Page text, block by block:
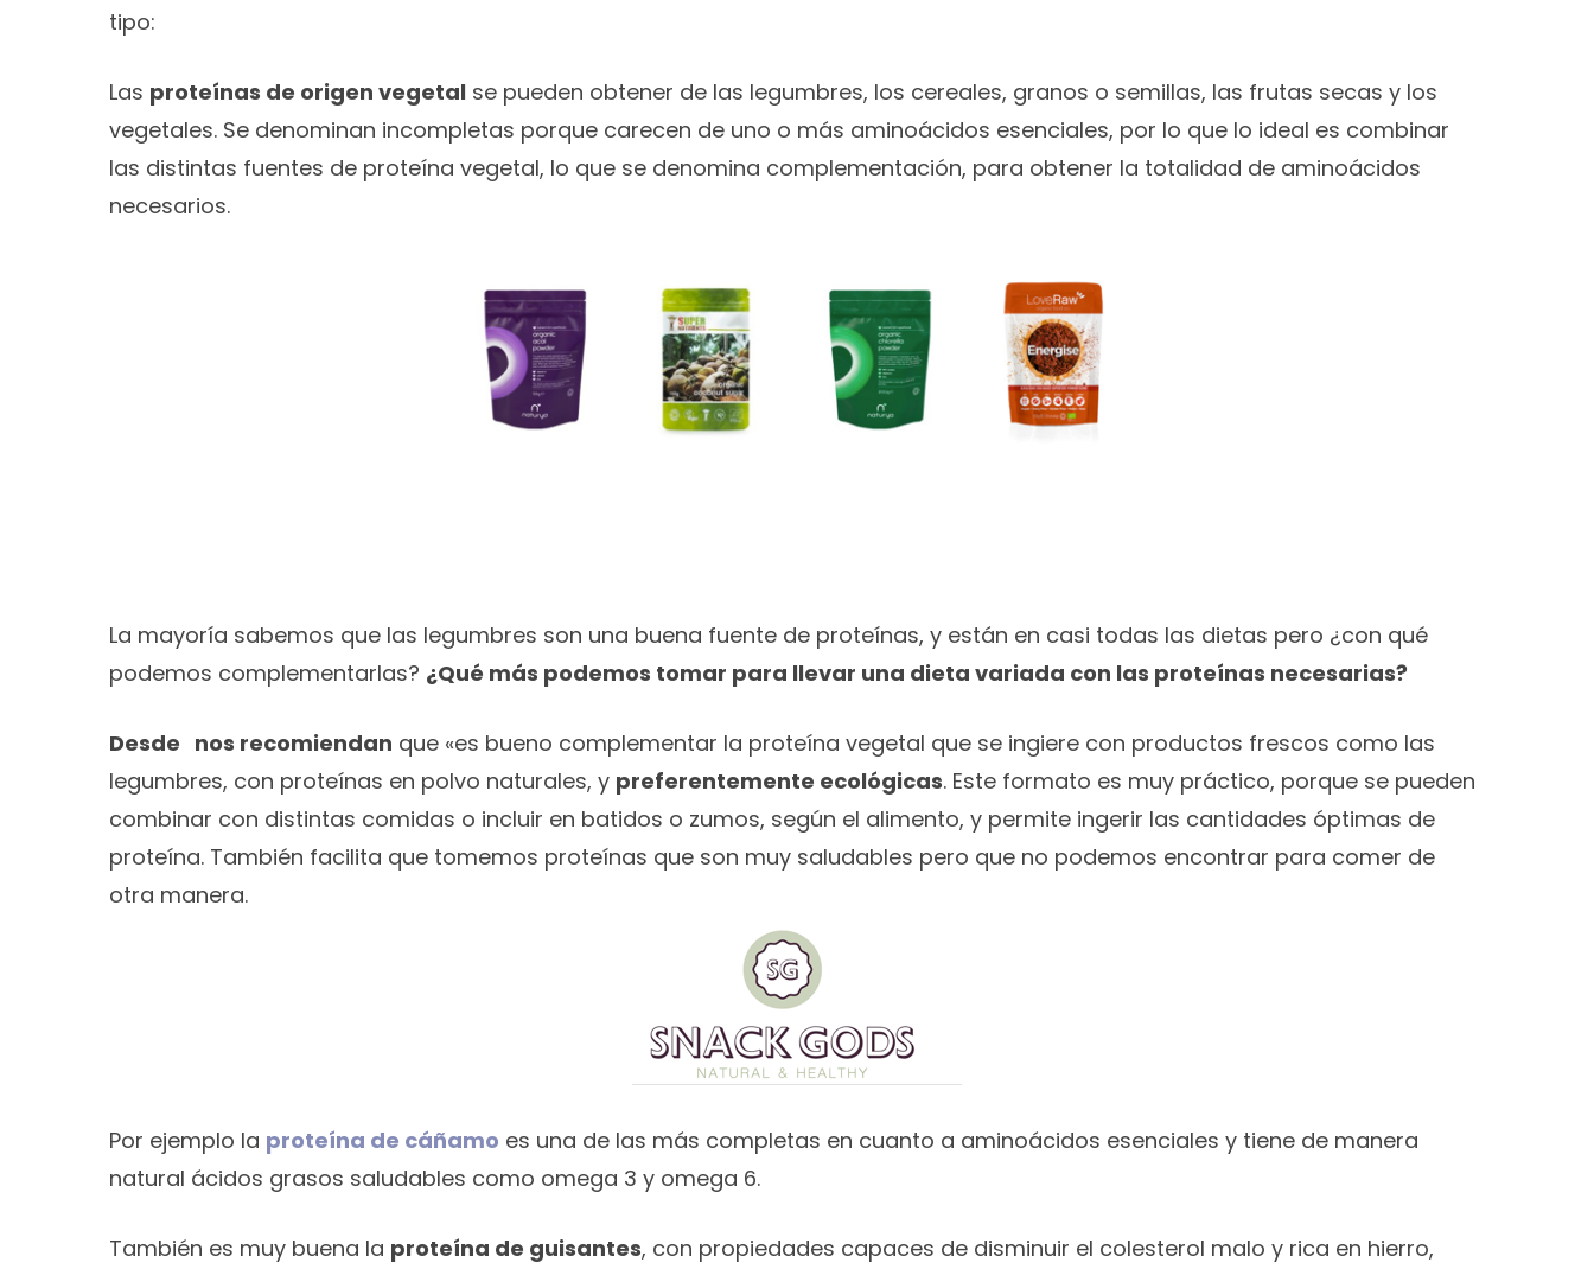
tipo:
Las proteínas de origen vegetal se pueden obtener de las legumbres, los cereales, granos o semillas, las frutas secas y los
vegetales. Se denominan incompletas porque carecen de uno o más aminoácidos esenciales, por lo que lo ideal es combinar
las distintas fuentes de proteína vegetal, lo que se denomina complementación, para obtener la totalidad de aminoácidos
necesarios.
La mayoría sabemos que las legumbres son una buena fuente de proteínas, y están en casi todas las dietas pero ¿con qué
podemos complementarlas? ¿Qué más podemos tomar para llevar una dieta variada con las proteínas necesarias?
Desde nos recomiendan que «es bueno complementar la proteína vegetal que se ingiere con productos frescos como las
legumbres, con proteínas en polvo naturales, y preferentemente ecológicas. Este formato es muy práctico, porque se pueden
combinar con distintas comidas o incluir en batidos o zumos, según el alimento, y permite ingerir las cantidades óptimas de
proteína. También facilita que tomemos proteínas que son muy saludables pero que no podemos encontrar para comer de
otra manera.
Por ejemplo la proteína de cáñamo es una de las más completas en cuanto a aminoácidos esenciales y tiene de manera
natural ácidos grasos saludables como omega 3 y omega 6.
También es muy buena la proteína de guisantes, con propiedades capaces de disminuir el colesterol malo y rica en hierro,